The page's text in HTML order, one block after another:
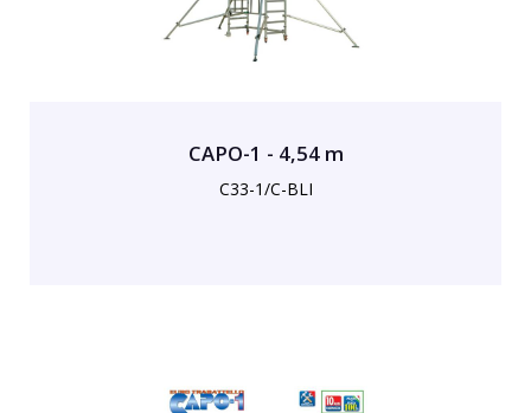
CAPO-1 - 4,54 m
C33-1/C-BLI